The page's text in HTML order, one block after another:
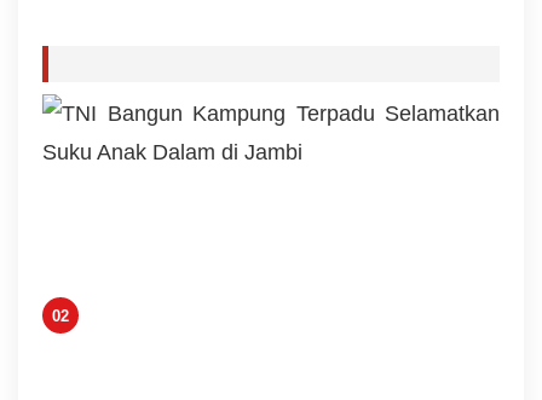
Jambi
Hadapi